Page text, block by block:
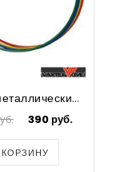
Обруч металлический d900мм.
390 руб.
КОРЗИНУ